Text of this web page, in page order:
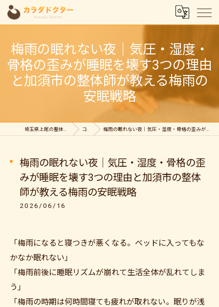
梅雨の眠れない夜｜気圧・湿度・
骨格の歪みが睡眠を壊す3つの理由
と加須市の整体師が教える梅雨の
安眠戦略
コラム 梅雨の眠れない夜｜気圧・湿度・骨格の歪みが睡眠を壊す3つの理由と加須市の整体師が教える梅雨の安眠戦略
梅雨の眠れない夜｜気圧・湿度・骨格の歪
みが睡眠を壊す3つの理由と加須市の整体
師が教える梅雨の安眠戦略
2026/06/16
「梅雨になると寝つきが悪くなる。ベッドに入ってもな
かなか眠れない」
「梅雨前後に睡眠リズムが崩れて生活全体が乱れてしま
う」
「梅雨の時期は何時間寝ても疲れが取れない。眠りが浅